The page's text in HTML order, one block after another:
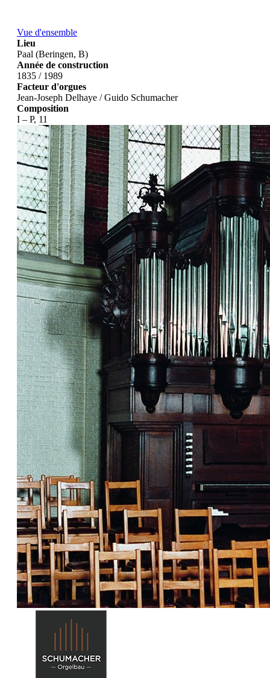
Vue d'ensemble
Lieu
Paal (Beringen, B)
Année de construction
1835 / 1989
Facteur d'orgues
Jean-Joseph Delhaye / Guido Schumacher
Composition
I – P, 11